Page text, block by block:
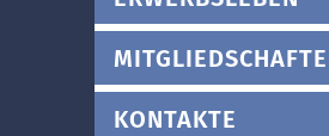
KONTAKTE